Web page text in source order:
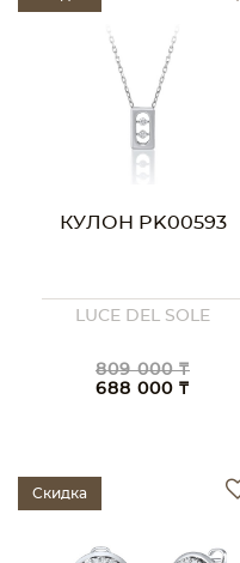
КУЛОН PK00593
LUCE DEL SOLE
809 000 ₸
688 000 ₸
Скидка